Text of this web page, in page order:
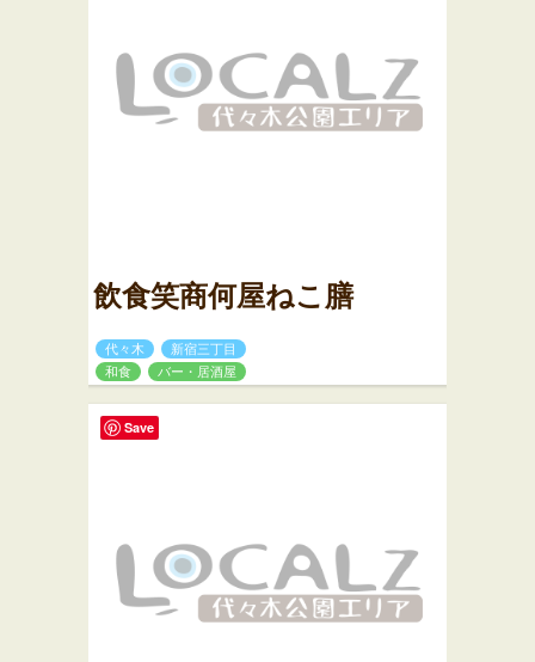
飲食笑商何屋ねこ膳
代々木
新宿三丁目
和食
バー・居酒屋
Save